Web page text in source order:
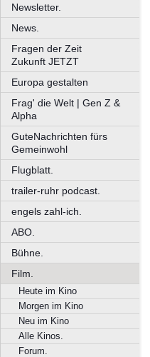
Newsletter.
News.
Fragen der Zeit
Zukunft JETZT
Europa gestalten
Frag' die Welt | Gen Z &
Alpha
GuteNachrichten fürs
Gemeinwohl
Flugblatt.
trailer-ruhr podcast.
engels zahl-ich.
ABO.
Bühne.
Film.
Heute im Kino
Morgen im Kino
Neu im Kino
Alle Kinos.
Forum.